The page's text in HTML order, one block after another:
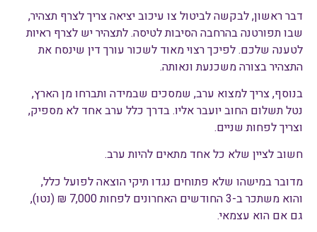
דבר ראשון, לבקשה לביטול צו עיכוב יציאה צריך לצרף תצהיר,
שבו תפורטנה בהרחבה הסיבות לטיסה. לתצהיר יש לצרף ראיות
לטענה שלכם. לפיכך רצוי מאוד לשכור עורך דין שינסח את
התצהיר בצורה משכנעת ונאותה.
בנוסף, צריך למצוא ערב, שמסכים שבמידה ותברחו מן הארץ,
נטל תשלום החוב יועבר אליו. בדרך כלל ערב אחד לא מספיק,
וצריך לפחות שניים.
חשוב לציין שלא כל אחד מתאים להיות ערב.
מדובר במישהו שלא פתוחים נגדו תיקי הוצאה לפועל כלל,
והוא משתכר ב-3 החודשים האחרונים לפחות 7,000 ₪ (נטו),
גם אם הוא עצמאי.